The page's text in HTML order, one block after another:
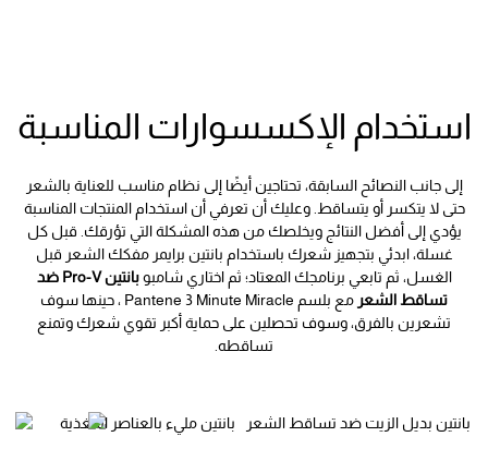
استخدام الإكسسوارات المناسبة
إلى جانب النصائح السابقة، تحتاجين أيضًا إلى نظام مناسب للعناية بالشعر
حتى لا يتكسر أو يتساقط. وعليك أن تعرفي أن استخدامالمنتجات المناسبة
يؤدي إلى أفضل النتائج ويخلصك من هذه المشكلة التي تؤرقك. قبل كل
غسلة، ابدئي بتجهيز شعرك باستخدام بانتين برايمر مفكك الشعر قبل
الغسل، ثم تابعي برنامجك المعتاد؛ ثم اختاري شامبو
بانتين Pro-V ضد
تساقط الشعر
مع بلسم Pantene 3 Minute Miracle ، حينها سوف
تشعرين بالفرق، وسوف تحصلين على حماية أكبر تقوي شعرك وتمنع
تساقطه.